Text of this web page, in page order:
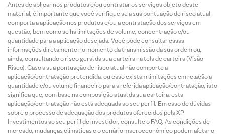
Antes de aplicar nos produtos e/ou contratar os serviços objeto deste
material, é importante que você verifique se a sua pontuação de risco atual
comporta a aplicação nos produtos e/ou a contratação dos serviços em
questão, bem como se há limitações de volume, concentração e/ou
quantidade para a aplicação desejada. Você pode consultar essas
informações diretamente no momento da transmissão da sua ordem ou,
ainda, consultando o risco geral da sua carteira na tela de carteira (Visão
Risco). Caso a sua pontuação de risco atual não comporte a
aplicação/contratação pretendida, ou caso existam limitações em relação à
quantidade e/ou volume financeiro para a referida aplicação/contratação, isto
significa que, com base na composição atual da sua carteira, esta
aplicação/contratação não está adequada ao seu perfil. Em caso de dúvidas
sobre o processo de adequação dos produtos oferecidos pela XP
Investimentos ao seu perfil de investidor, consulte o FAQ. As condições de
mercado, mudanças climáticas e o cenário macroeconômico podem afetar o